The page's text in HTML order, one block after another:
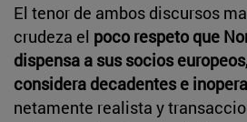
El tenor de ambos discursos
crudeza el poco respeto que
dispensa a sus socios
considera decadentes e
netamente realista y